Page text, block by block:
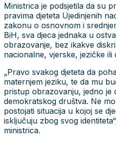
Ministrica je podsjetila da su
pravima djeteta Ujedinjenih
zakonu o osnovnom i
BiH, sva djeca jednaka u
obrazovanje, bez ikakve
nacionalne, vjerske, jezičke ili
„Pravo svakog djeteta da
maternjem jeziku, te da mu
pristup obrazovanju, jedno je
demokratskog društva. Ne
postojati situacija u kojoj se
isključuju zbog svog
ministrica.